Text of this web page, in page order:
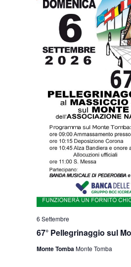
67° Pellegrinaggio sul
6 Settembre
Monte TombaMonte Tomba